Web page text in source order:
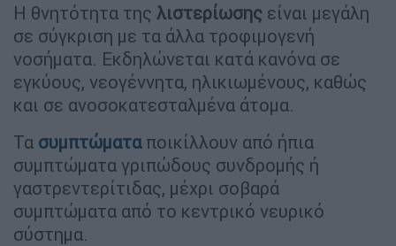
Η θνητότητα της λιστερίωσης είναι μεγάλη
σε σύγκριση με τα άλλα τροφιμογενή
νοσήματα. Εκδηλώνεται κατά κανόνα σε
εγκύους, νεογέννητα, ηλικιωμένους, καθώς
και σε ανοσοκατεσταλμένα άτομα.
Τα συμπτώματα ποικίλλουν από ήπια
συμπτώματα γριπώδους συνδρομής ή
γαστρεντερίτιδας, μέχρι σοβαρά
συμπτώματα από το κεντρικό νευρικό
σύστημα.